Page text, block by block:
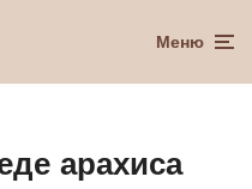
Меню
арахиса